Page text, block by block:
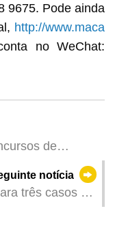
9675. Pode ainda
http://www.maca
no WeChat:
de
da sociedade”
notícia
três casos de